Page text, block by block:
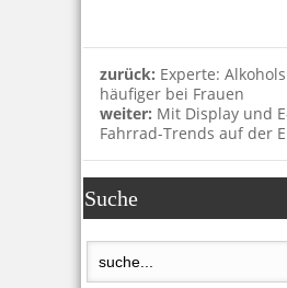
zurück: Experte:
häufiger bei Frauen
weiter: Mit Display und
Fahrrad-Trends auf der
Suche